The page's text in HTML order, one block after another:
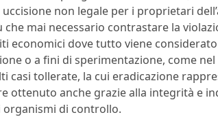
non legale per i proprietari
che mai necessario contrastare la
economici dove tutto viene
o a fini di sperimentazione, come nel
casi tollerate, la cui eradicazione
ottenuto anche grazie alla integrità e
organismi di controllo.